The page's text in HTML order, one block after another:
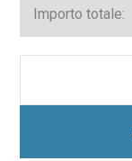
Importo totale: